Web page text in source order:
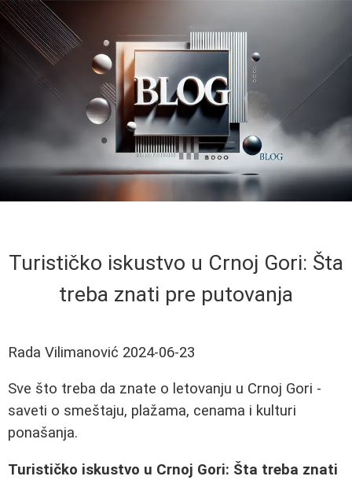
Turističko iskustvo u Crnoj Gori: Šta
treba znati pre putovanja
Rada Vilimanović 2024-06-23
Sve što treba da znate o letovanju u Crnoj Gori -
saveti o smeštaju, plažama, cenama i kulturi
ponašanja.
Turističko iskustvo u Crnoj Gori: Šta treba znati